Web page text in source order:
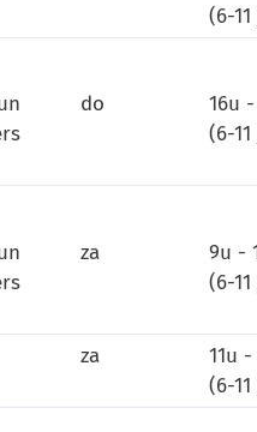
(6-
do
16u -
(6-
za
9u -
(6-
za
11u -
(6-